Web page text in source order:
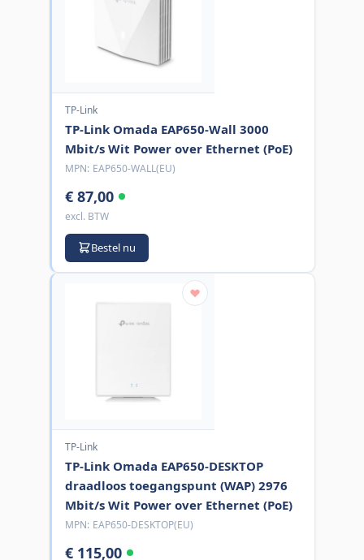
TP-Link
TP-Link Omada EAP650-Wall 3000
Mbit/s Wit Power over Ethernet (PoE)
MPN: EAP650-WALL(EU)
€ 87,00
excl. BTW
Bestel nu
TP-Link
TP-Link Omada EAP650-DESKTOP
draadloos toegangspunt (WAP) 2976
Mbit/s Wit Power over Ethernet (PoE)
MPN: EAP650-DESKTOP(EU)
€ 115,00